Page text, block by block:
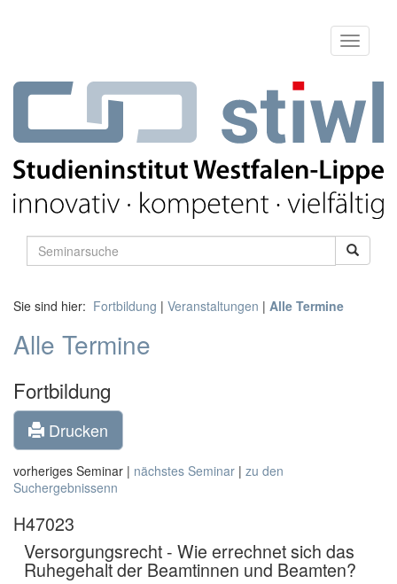
Sie sind hier: Fortbildung | Veranstaltungen | Alle Termine
Alle Termine
Fortbildung
Drucken
vorheriges Seminar | nächstes Seminar | zu den
Suchergebnissenn
H47023
Versorgungsrecht - Wie errechnet sich das
Ruhegehalt der Beamtinnen und Beamten?